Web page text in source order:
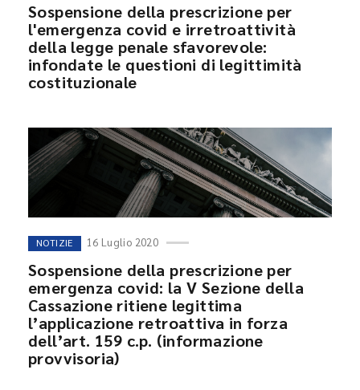
Sospensione della prescrizione per
l'emergenza covid e irretroattività
della legge penale sfavorevole:
infondate le questioni di legittimità
costituzionale
NOTIZIE 16 Luglio 2020
Sospensione della prescrizione per
emergenza covid: la V Sezione della
Cassazione ritiene legittima
l’applicazione retroattiva in forza
dell’art. 159 c.p. (informazione
provvisoria)